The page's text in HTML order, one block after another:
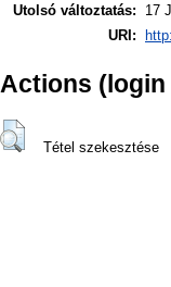
Utolsó változtatás:
17
URI:
Actions (login
Tétel szekesztése